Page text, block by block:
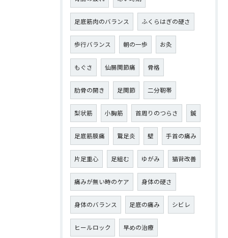
足底筋肉のバランス ふくらはぎの硬さ
歩行バランス 朝の一歩 お灸
もぐさ 仙腸関節痛 骨格
肋骨の開き 足関節 二分靭帯
梨状筋 小胸筋 首周りのつらさ 鍼
足底筋膜痛 鵞足炎 壁 手首の痛み
片足重心 足組む ゆがみ 猫背改善
痛みが無い時のケア 身体の硬さ
身体のバランス 足底の痛み シビレ
ヒールロック 早めの治療